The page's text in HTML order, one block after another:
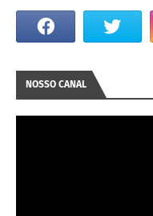
NOSSO CANAL